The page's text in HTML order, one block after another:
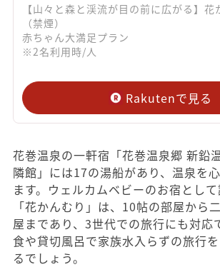
【山々と森と渓流が目の前に広がる】
（禁煙）
赤ちゃん大満足プラン
※2名利用時/人
Rakutenで見る
花巻温泉の一軒宿「花巻温泉郷 新鉛
隣館」には17の湯船があり、温泉を
ます。ウェルカムベビーのお宿とし
「花かんむり」は、10帖の部屋から
屋まであり、3世代での旅行にも対応
食や貸切風呂で家族水入らずの旅行
るでしょう。